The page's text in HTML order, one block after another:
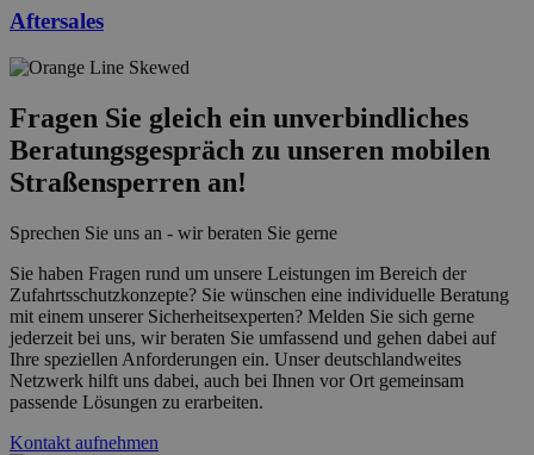
Aftersales
Fragen Sie gleich ein unverbindliches
Beratungsgespräch zu unseren mobilen
Straßensperren an!
Sprechen Sie uns an - wir beraten Sie gerne
Sie haben Fragen rund um unsere Leistungen im Bereich der
Zufahrtsschutzkonzepte? Sie wünschen eine individuelle Beratung
mit einem unserer Sicherheitsexperten? Melden Sie sich gerne
jederzeit bei uns, wir beraten Sie umfassend und gehen dabei auf
Ihre speziellen Anforderungen ein. Unser deutschlandweites
Netzwerk hilft uns dabei, auch bei Ihnen vor Ort gemeinsam
passende Lösungen zu erarbeiten.
Kontakt aufnehmen